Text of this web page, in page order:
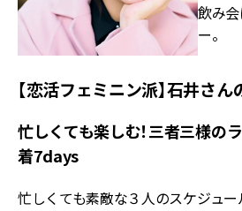
飲み
ー。
【恋活フェミニン派】石井さ
忙しくても楽しむ！三者三様の
着7days
忙しくても素敵な３人のスケジュ